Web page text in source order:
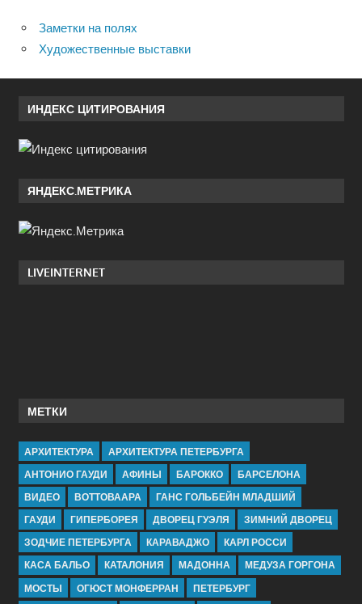
Заметки на полях
Художественные выставки
ИНДЕКС ЦИТИРОВАНИЯ
ЯНДЕКС.МЕТРИКА
LIVEINTERNET
МЕТКИ
АРХИТЕКТУРА
АРХИТЕКТУРА ПЕТЕРБУРГА
АНТОНИО ГАУДИ
АФИНЫ БАРОККО
БАРСЕЛОНА
ВИДЕО
ВОТТОВААРА
ГАНС ГОЛЬБЕЙН МЛАДШИЙ
ГАУДИ
ГИПЕРБОРЕЯ ДВОРЕЦ ГУЭЛЯ
ЗИМНИЙ ДВОРЕЦ
ЗОДЧИЕ ПЕТЕРБУРГА
КАРАВАДЖО
КАРЛ РОССИ
КАСА БАЛЬО
КАТАЛОНИЯ МАДОННА
МЕДУЗА ГОРГОНА
МОСТЫ
ОГЮСТ МОНФЕРРАН ПЕТЕРБУРГ